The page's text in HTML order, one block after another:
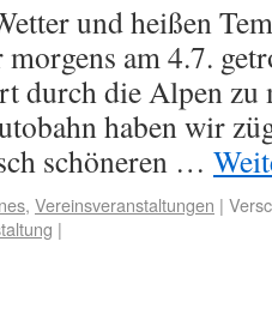
und heißen
morgens am 4.7.
durch die Alpen zu
haben wir
schöneren …
, Vereinsveranstaltungen |
|